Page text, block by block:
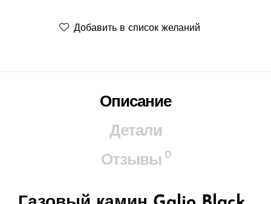
Добавить в список желаний
Описание
Детали
Отзывы 0